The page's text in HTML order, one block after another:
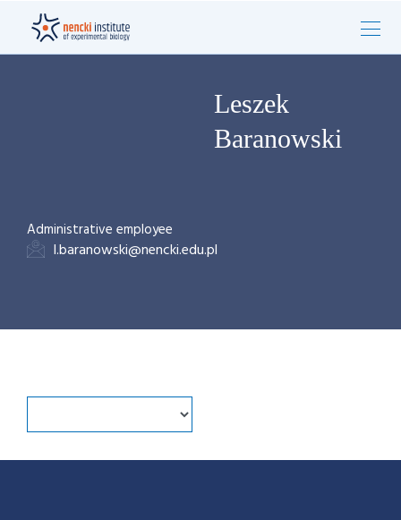
Leszek
Baranowski
Administrative employee
l.baranowski@nencki.edu.pl